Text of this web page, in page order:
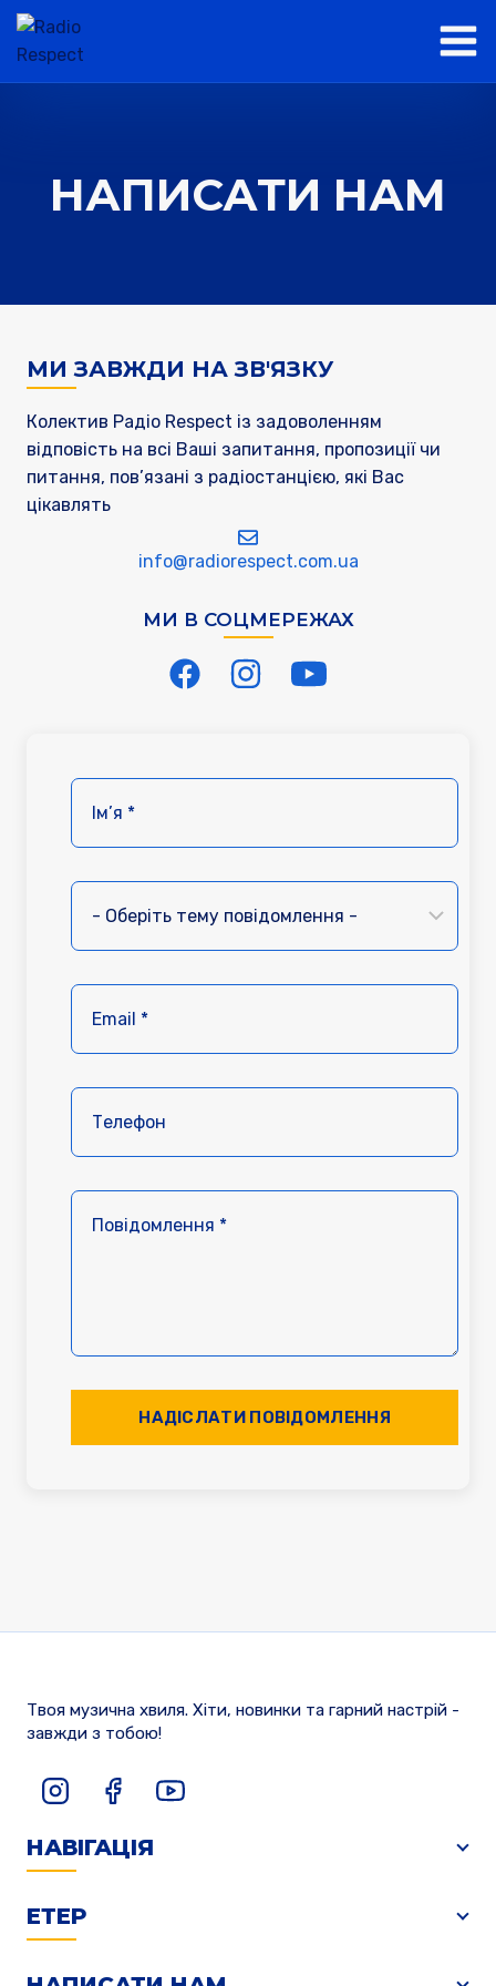
НАПИСАТИ НАМ
МИ ЗАВЖДИ НА ЗВ'ЯЗКУ
Колектив Радіо Respect із задоволенням
відповість на всі Ваші запитання, пропозиції чи
питання, пов’язані з радіостанцією, які Вас
цікавлять
info@radiorespect.com.ua
МИ В СОЦМЕРЕЖАХ
Твоя музична хвиля. Хіти, новинки та гарний настрій -
завжди з тобою!
НАВІГАЦІЯ
ЕТЕР